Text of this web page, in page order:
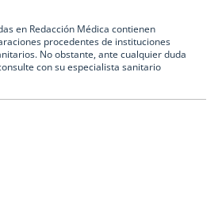
en Redacción Médica contienen
procedentes de instituciones
No obstante, ante cualquier duda
con su especialista sanitario